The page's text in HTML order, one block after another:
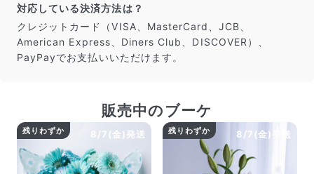
対応している決済方法は？
クレジットカード（VISA、MasterCard、JCB、
American Express、Diners Club、DISCOVER）、
PayPayでお支払いいただけます。
販売中のブーケ
8/7(金)発送
残りわずか 8/7(金)発送
残りわずか